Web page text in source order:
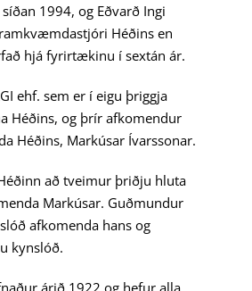
1994, og Eðvarð Ingi
Héðins en
hjá fyrirtækinu í sextán ár.
ehf. sem er í eigu þriggja
Héðins, og þrír afkomendur
Héðins, Markúsar Ívarssonar.
að tveimur þriðju hluta
Markúsar. Guðmundur
afkomenda hans og
kynslóð.
árið 1922 og hefur alla